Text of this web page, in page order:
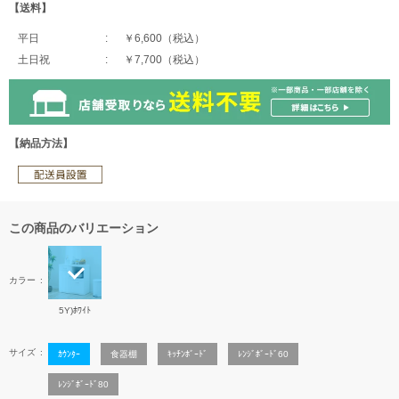
【送料】
平日
￥6,600（税込）
土日祝
￥7,700（税込）
【納品方法】
この商品のバリエーション
カラー
5Y)ﾎﾜｲﾄ
サイズ ｶｳﾝﾀｰ 食器棚 ｷｯﾁﾝﾎﾞｰﾄﾞ ﾚﾝｼﾞﾎﾞｰﾄﾞ60
ﾚﾝｼﾞﾎﾞｰﾄﾞ80